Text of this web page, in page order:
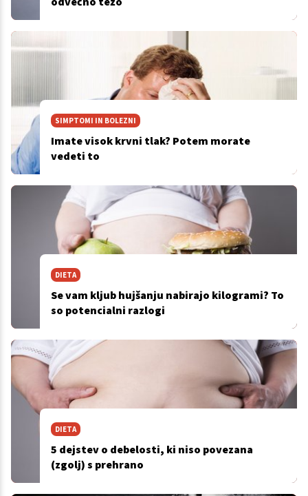
SIMPTOMI IN BOLEZNI
Imate visok krvni tlak? Potem morate
vedeti to
DIETA
Se vam kljub hujšanju nabirajo kilogrami? To
so potencialni razlogi
DIETA
5 dejstev o debelosti, ki niso povezana
(zgolj) s prehrano